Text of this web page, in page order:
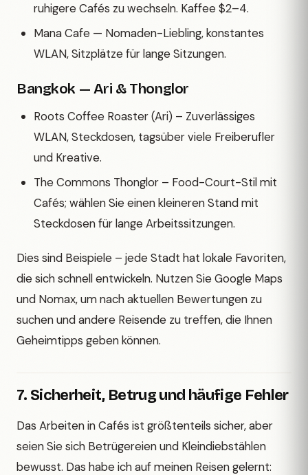
ruhigere Cafés zu wechseln. Kaffee $2–4.
Mana Cafe — Nomaden-Liebling, konstantes
WLAN, Sitzplätze für lange Sitzungen.
Bangkok — Ari & Thonglor
Roots Coffee Roaster (Ari) – Zuverlässiges
WLAN, Steckdosen, tagsüber viele Freiberufler
und Kreative.
The Commons Thonglor – Food-Court-Stil mit
Cafés; wählen Sie einen kleineren Stand mit
Steckdosen für lange Arbeitssitzungen.
Dies sind Beispiele – jede Stadt hat lokale Favoriten,
die sich schnell entwickeln. Nutzen Sie Google Maps
und Nomax, um nach aktuellen Bewertungen zu
suchen und andere Reisende zu treffen, die Ihnen
Geheimtipps geben können.
7. Sicherheit, Betrug und häufige Fehler
Das Arbeiten in Cafés ist größtenteils sicher, aber
seien Sie sich Betrügereien und Kleindiebstählen
bewusst. Das habe ich auf meinen Reisen gelernt: